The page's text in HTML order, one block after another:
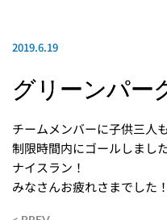
2019.6.19
グリーンパー
チームメンバーに子供三人
制限時間内にゴールしまし
ナイスラン！
みなさんお疲れさまでした！